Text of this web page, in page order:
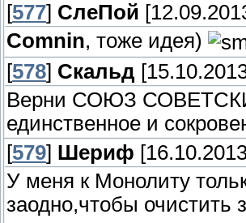
[577] СлеПoй
Comnin, тоже идея)
[578] Скальд
Верни СОЮЗ
единственное и
[579] Шериф
У меня к Монолиту
заодно,чтобы